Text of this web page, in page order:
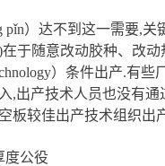
pǐn）达不到这一需要,关
于随意改动胶种、改动
）条件出产.有些
,出产技术人员也没有通
板较佳出产技术组织出
度公役